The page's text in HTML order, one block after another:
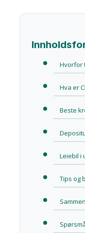
Hvorfor
Hva er
Beste
Leiebil i
Tips og